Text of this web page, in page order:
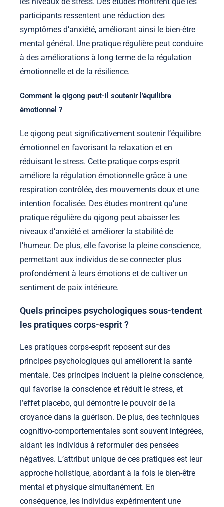
participants ressentent une réduction des
symptômes d’anxiété, améliorant ainsi le bien-être
mental général. Une pratique régulière peut conduire
à des améliorations à long terme de la régulation
émotionnelle et de la résilience.
Comment le qigong peut-il soutenir l’équilibre
émotionnel ?
Le qigong peut significativement soutenir l’équilibre
émotionnel en favorisant la relaxation et en
réduisant le stress. Cette pratique corps-esprit
améliore la régulation émotionnelle grâce à une
respiration contrôlée, des mouvements doux et une
intention focalisée. Des études montrent qu’une
pratique régulière du qigong peut abaisser les
niveaux d’anxiété et améliorer la stabilité de
l’humeur. De plus, elle favorise la pleine conscience,
permettant aux individus de se connecter plus
profondément à leurs émotions et de cultiver un
sentiment de paix intérieure.
Quels principes psychologiques sous-tendent
les pratiques corps-esprit ?
Les pratiques corps-esprit reposent sur des
principes psychologiques qui améliorent la santé
mentale. Ces principes incluent la pleine conscience,
qui favorise la conscience et réduit le stress, et
l’effet placebo, qui démontre le pouvoir de la
croyance dans la guérison. De plus, des techniques
cognitivo-comportementales sont souvent intégrées,
aidant les individus à reformuler des pensées
négatives. L’attribut unique de ces pratiques est leur
approche holistique, abordant à la fois le bien-être
mental et physique simultanément. En
conséquence, les individus expérimentent une